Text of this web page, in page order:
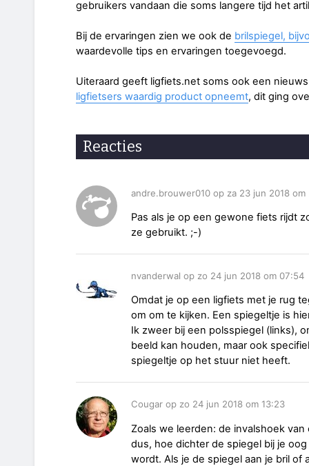
gebruikers vandaan die soms langere tijd het
Bij de ervaringen zien we ook de brilspiegel,
waardevolle tips en ervaringen toegevoegd.
Uiteraard geeft ligfiets.net soms ook een
ligfietsers waardig product opneemt, dit ging
Reacties
andre.brouwer010 op za 23 jun 2018 om
Pas als je op een gewone fiets rijdt
ze gebruikt. ;-)
nvanderwal op zo 24 jun 2018 om 07:54
Omdat je op een ligfiets met je rug
om om te kijken. Een spiegeltje is
Ik zweer bij een polsspiegel (links),
beeld kan houden, maar ook
spiegeltje op het stuur niet heeft.
Cougar op zo 24 jun 2018 om 13:23
Zoals we leerden: de invalshoek
dus, hoe dichter de spiegel bij je
wordt. Als je de spiegel aan je bril